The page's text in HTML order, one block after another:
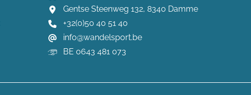
Gentse Steenweg 132, 8340 Damme
+32(0)50 40 51 40
info@wandelsport.be
BE 0643 481 073